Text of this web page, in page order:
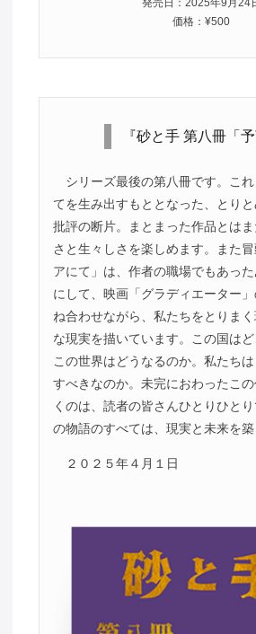
発売日：2025年9月24
価格：¥500
『砂と手 第八冊「予
シリーズ最後の第八冊です。こ
てを生み出すもととなった、とり
批評の断片。まとまった作品とは
さと生々しさを楽しめます。また
アにて」は、作者の職場でもあっ
にして、映画「グラディエーター
ね合わせながら、私たちをとりま
な現実を描いています。この国はど
この世界はどうなるのか。私たち
すべきなのか。未完におわったこ
くのは、読者の皆さんひとりひと
の物語のすべては、現実と未来を築
２０２５年４月１日